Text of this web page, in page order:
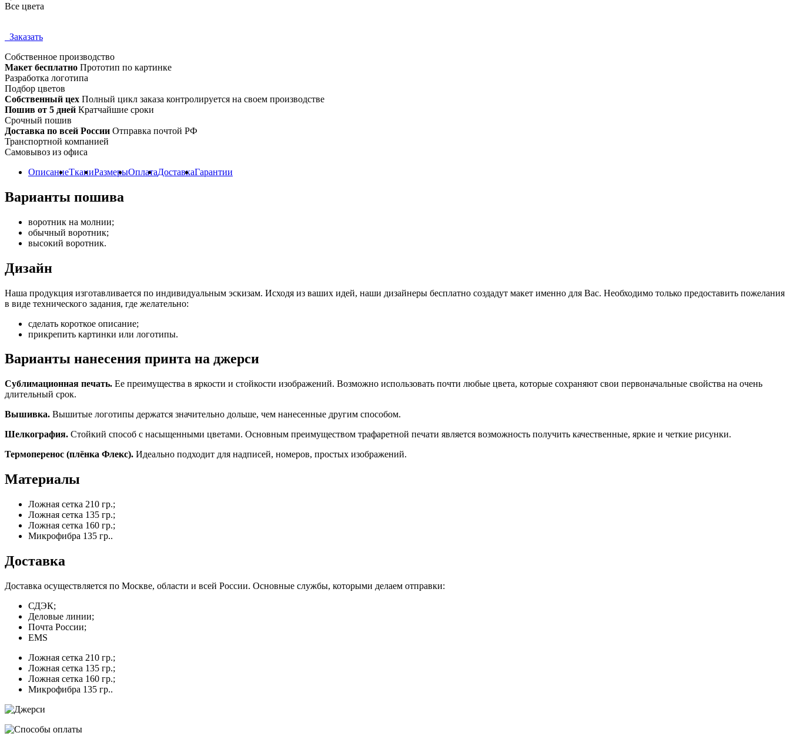
Все цвета
Заказать
Собственное производство
Макет бесплатно Прототип по картинке
Разработка логотипа
Подбор цветов
Собственный цех Полный цикл заказа контролируется на своем производстве
Пошив от 5 дней Кратчайшие сроки
Срочный пошив
Доставка по всей России Отправка почтой РФ
Транспортной компанией
Самовывоз из офиса
ОписаниеТканиРазмерыОплатаДоставкаГарантии
Варианты пошива
воротник на молнии;
обычный воротник;
высокий воротник.
Дизайн
Наша продукция изготавливается по индивидуальным эскизам. Исходя из ваших идей, наши дизайнеры бесплатно создадут макет именно для Вас. Необходимо только предоставить пожелания
в виде технического задания, где желательно:
сделать короткое описание;
прикрепить картинки или логотипы.
Варианты нанесения принта на джерси
Сублимационная печать. Ее преимущества в яркости и стойкости изображений. Возможно использовать почти любые цвета, которые сохраняют свои первоначальные свойства на очень
длительный срок.
Вышивка. Вышитые логотипы держатся значительно дольше, чем нанесенные другим способом.
Шелкография. Стойкий способ с насыщенными цветами. Основным преимуществом трафаретной печати является возможность получить качественные, яркие и четкие рисунки.
Термоперенос (плёнка Флекс). Идеально подходит для надписей, номеров, простых изображений.
Материалы
Ложная сетка 210 гр.;
Ложная сетка 135 гр.;
Ложная сетка 160 гр.;
Микрофибра 135 гр..
Доставка
Доставка осуществляется по Москве, области и всей России. Основные службы, которыми делаем отправки:
СДЭК;
Деловые линии;
Почта России;
EMS
Ложная сетка 210 гр.;
Ложная сетка 135 гр.;
Ложная сетка 160 гр.;
Микрофибра 135 гр..